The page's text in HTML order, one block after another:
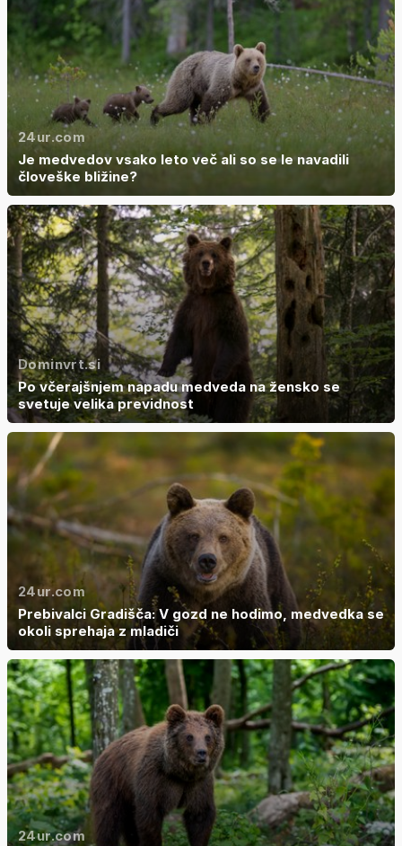
24ur.com
Je medvedov vsako leto več ali so se le navadili
človeške bližine?
Dominvrt.si
Po včerajšnjem napadu medveda na žensko se
svetuje velika previdnost
24ur.com
Prebivalci Gradišča: V gozd ne hodimo, medvedka se
okoli sprehaja z mladiči
24ur.com